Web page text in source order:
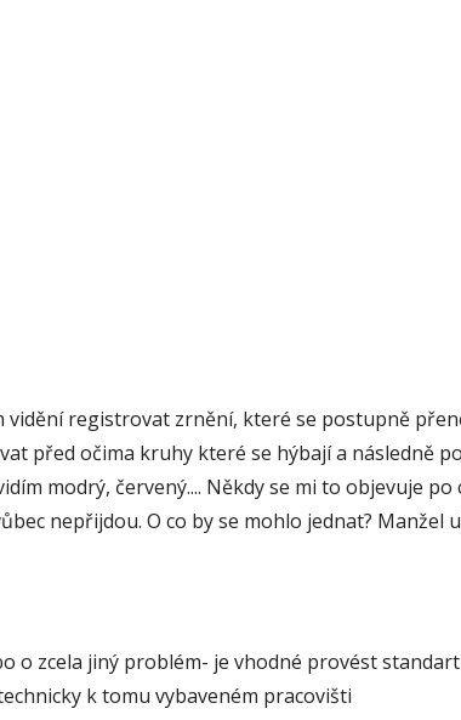
registrovat zrnění, které se postupně
před očima kruhy které se hýbají a následně
modrý, červený.... Někdy se mi to objevuje po
nepřijdou. O co by se mohlo jednat? Manžel
o zcela jiný problém- je vhodné provést
k tomu vybaveném pracovišti